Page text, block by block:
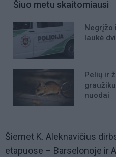
Šiuo metu skaitomiausi
Negrįžo
laukė
Pelių ir
nuodai
Šiemet K. Aleknavičius
etapuose – Barselonoje ir